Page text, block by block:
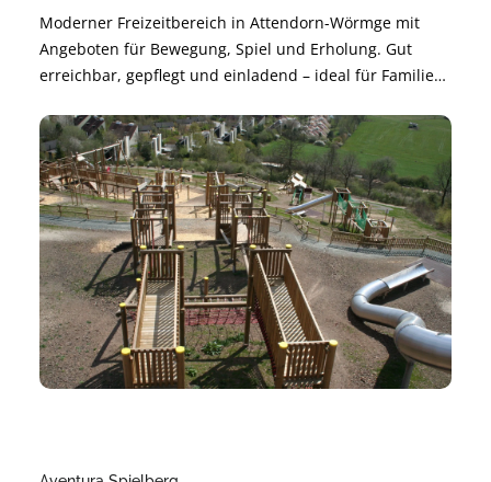
Moderner Freizeitbereich in Attendorn-Wörmge mit
Angeboten für Bewegung, Spiel und Erholung. Gut
erreichbar, gepflegt und einladend – ideal für Familien,
oder einen ganzen Nachmittag im Grünen.